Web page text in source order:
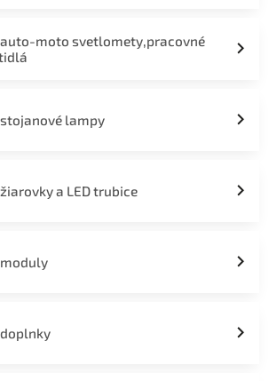
auto-moto svetlomety,pracovné
stojanové lampy
žiarovky a LED trubice
moduly
doplnky